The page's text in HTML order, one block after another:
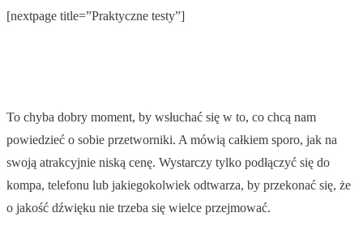
[nextpage title=”Praktyczne testy”]
To chyba dobry moment, by wsłuchać się w to, co chcą nam
powiedzieć o sobie przetworniki. A mówią całkiem sporo, jak na
swoją atrakcyjnie niską cenę. Wystarczy tylko podłączyć się do
kompa, telefonu lub jakiegokolwiek odtwarza, by przekonać się, że
o jakość dźwięku nie trzeba się wielce przejmować.